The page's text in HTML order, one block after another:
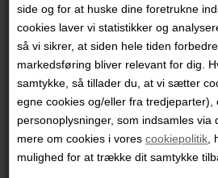
side og for at huske dine foretrukne
cookies laver vi statistikker og
så vi sikrer, at siden hele tiden
markedsføring bliver relevant for dig.
samtykke, så tillader du, at vi sætter
egne cookies og/eller fra tredjeparter),
personoplysninger, som indsamles
mere om cookies i vorescookiepolitik,
mulighed for at trække dit samtykke
Oversættelsen er til gengæld ny
Søndergaard.Retroudgaverne
som Hergé nåede at færdiggøre i
Måske er du også
udgivelser